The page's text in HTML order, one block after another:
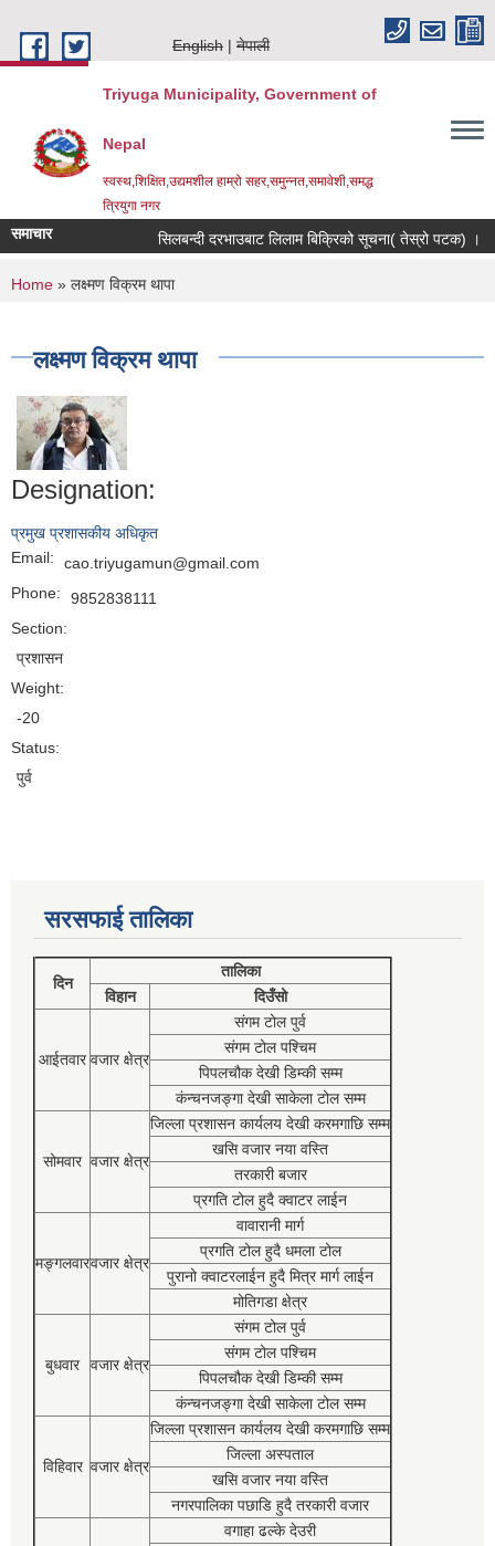
English
नेपाली
Triyuga Municipality, Government of
Nepal
स्वस्थ,शिक्षित,उद्यमशील हाम्रो सहर,समुन्नत,समावेशी,समद्ध
त्रियुगा नगर
समाचार सिलबन्दी दरभाउबाट लिलाम बिक्रिको सूचना( तेस्रो पटक) ।
You are here
Home » लक्ष्मण विक्रम थापा
लक्ष्मण विक्रम थापा
Designation:
प्रमुख प्रशासकीय अधिकृत
Email:
cao.triyugamun@gmail.com
Phone:
9852838111
Section:
प्रशासन
Weight:
-20
Status:
पुर्व
सरसफाई तालिका
दिन
तालिका
विहान
दिउँसो
आईतवार वजार क्षेत्र
संगम टोल पुर्व
संगम टोल पश्चिम
पिपलचौक देखी डिम्की सम्म
कंन्चनजङ्गा देखी साकेला टोल सम्म
सोमवार वजार क्षेत्र
जिल्ला प्रशासन कार्यलय देखी करमगाछि सम्म
खसि वजार नया वस्ति
तरकारी बजार
प्रगति टोल हुदै क्वाटर लाईन
मङ्गलवारवजार क्षेत्र
वावारानी मार्ग
प्रगति टोल हुदै धमला टोल
पुरानो क्वाटरलाईन हुदै मित्र मार्ग लाईन
मोतिगडा क्षेत्र
बुधवार वजार क्षेत्र
संगम टोल पुर्व
संगम टोल पश्चिम
पिपलचौक देखी डिम्की सम्म
कंन्चनजङ्गा देखी साकेला टोल सम्म
विहिवार वजार क्षेत्र
जिल्ला प्रशासन कार्यलय देखी करमगाछि सम्म
जिल्ला अस्पताल
खसि वजार नया वस्ति
नगरपालिका पछाडि हुदै तरकारी वजार
वगाहा ढल्के देउरी